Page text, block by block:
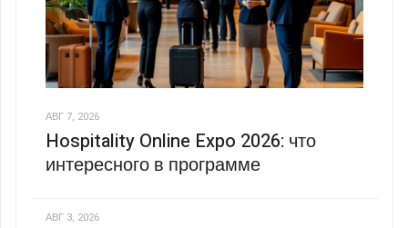
АВГ 7, 2026
Hospitality Online Expo 2026: что
интересного в программе
АВГ 3, 2026